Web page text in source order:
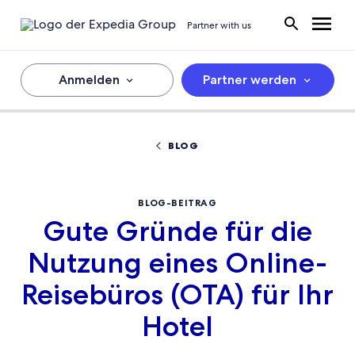
Partner with us
Anmelden Partner werden
BLOG
BLOG-BEITRAG
Gute Gründe für die
Nutzung eines Online-
Reisebüros (OTA) für Ihr
Hotel